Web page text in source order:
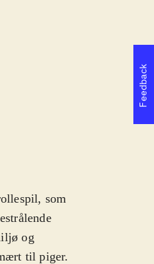
som
og
til piger.
Feedback